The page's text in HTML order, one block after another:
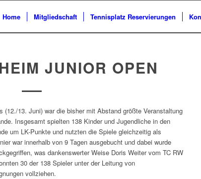
Home Mitgliedschaft Tennisplatz Reservierungen
JUNIOR OPEN
(12./13. Juni) war die bisher mit Abstand größte Veranstaltung
Insgesamt spielten 138 Kinder und Jugendliche in den
um LK-Punkte und nutzten die Spiele gleichzeitig als
war innerhalb von 9 Tagen ausgebucht und dabei wurde
was dankenswerter Weise Doris Weiter vom TC RW
30 der 138 Spieler unter der Leitung von
vollziehen.